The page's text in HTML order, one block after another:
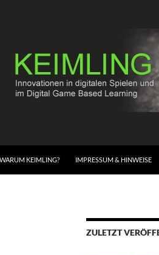
WARUM KEIMLING? IMPRESSUM & HINWEISE
ZULETZT